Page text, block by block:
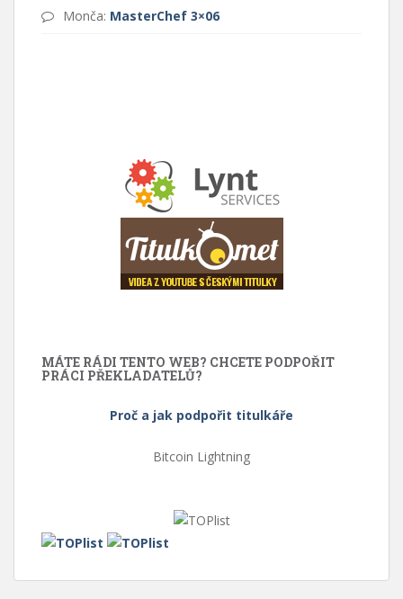
Monča: MasterChef 3×06
MÁTE RÁDI TENTO WEB? CHCETE PODPOŘIT
PRÁCI PŘEKLADATELŮ?
Proč a jak podpořit titulkáře
Bitcoin Lightning